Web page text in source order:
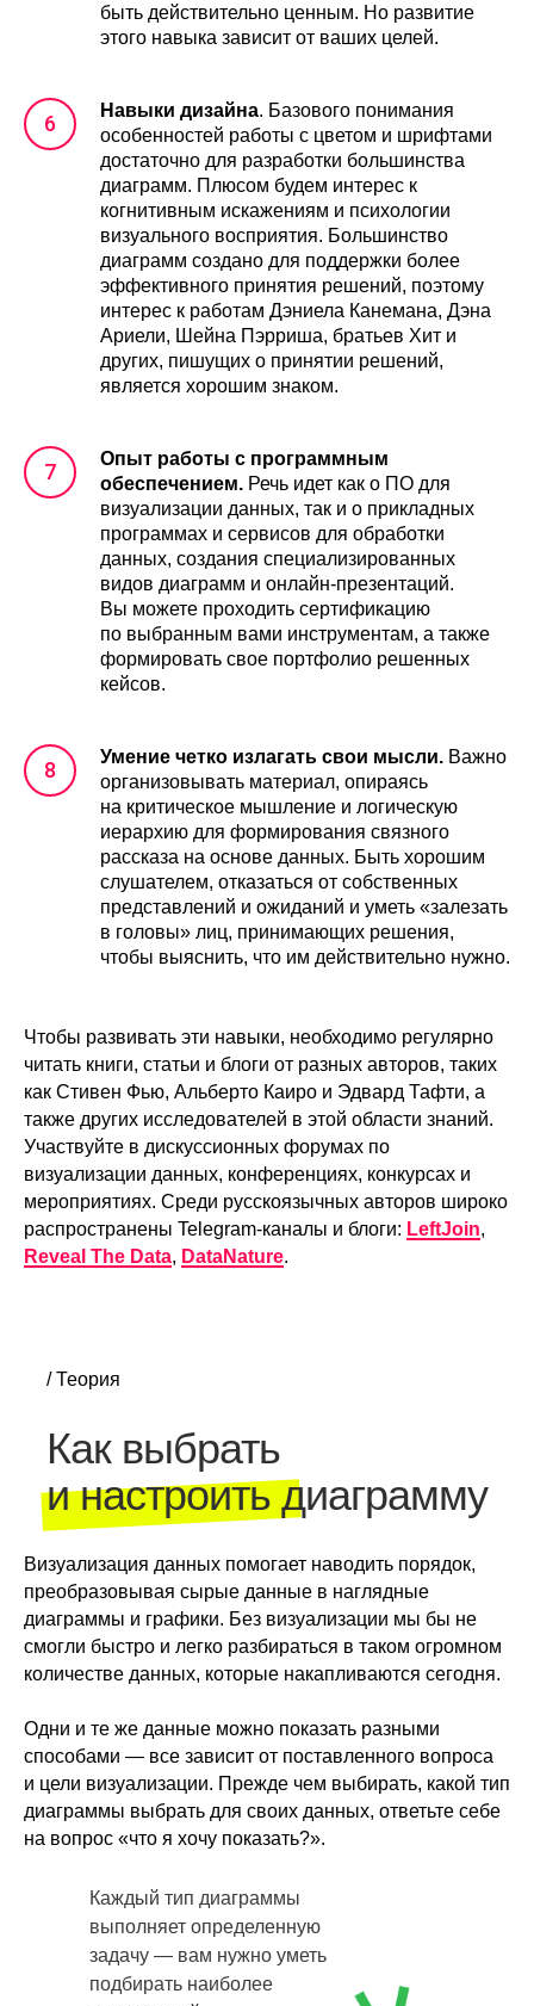
быть действительно ценным. Но развитие
этого навыка зависит от ваших целей.
Навыки дизайна. Базового понимания
особенностей работы с цветом и шрифтами
достаточно для разработки большинства
диаграмм. Плюсом будем интерес к
когнитивным искажениям и психологии
визуального восприятия. Большинство
диаграмм создано для поддержки более
эффективного принятия решений, поэтому
интерес к работам Дэниела Канемана, Дэна
Ариели, Шейна Пэрриша, братьев Хит и
других, пишущих о принятии решений,
является хорошим знаком.
Опыт работы с программным
обеспечением. Речь идет как о ПО для
визуализации данных, так и о прикладных
программах и сервисов для обработки
данных, создания специализированных
видов диаграмм и онлайн-презентаций.
Вы можете проходить сертификацию
по выбранным вами инструментам, а также
формировать свое портфолио решенных
кейсов.
Умение четко излагать свои мысли. Важно
организовывать материал, опираясь
на критическое мышление и логическую
иерархию для формирования связного
рассказа на основе данных. Быть хорошим
слушателем, отказаться от собственных
представлений и ожиданий и уметь «залезать
в головы» лиц, принимающих решения,
чтобы выяснить, что им действительно нужно.
Чтобы развивать эти навыки, необходимо регулярно
читать книги, статьи и блоги от разных авторов, таких
как Стивен Фью, Альберто Каиро и Эдвард Тафти, а
также других исследователей в этой области знаний.
Участвуйте в дискуссионных форумах по
визуализации данных, конференциях, конкурсах и
мероприятиях. Среди русскоязычных авторов широко
распространены Telegram-каналы и блоги: LeftJoin,
Reveal The Data, DataNature.
Как выбрать
и настроить диаграмму
/ Теория
Визуализация данных помогает наводить порядок,
преобразовывая сырые данные в наглядные
диаграммы и графики. Без визуализации мы бы не
смогли быстро и легко разбираться в таком огромном
количестве данных, которые накапливаются сегодня.
Одни и те же данные можно показать разными
способами — все зависит от поставленного вопроса
и цели визуализации. Прежде чем выбирать, какой тип
диаграммы выбрать для своих данных, ответьте себе
на вопрос «что я хочу показать?».
Каждый тип диаграммы
выполняет определенную
задачу — вам нужно уметь
подбирать наиболее